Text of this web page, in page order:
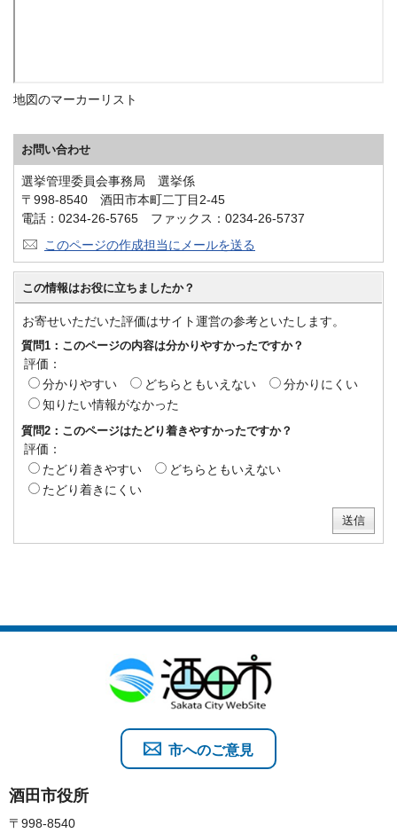
地図のマーカーリスト
お問い合わせ
選挙管理委員会事務局 選挙係
〒998-8540 酒田市本町二丁目2-45
電話：0234-26-5765 ファックス：0234-26-5737
このページの作成担当にメールを送る
この情報はお役に立ちましたか？
お寄せいただいた評価はサイト運営の参考といたします。
質問1：このページの内容は分かりやすかったですか？
評価：
分かりやすい
どちらともいえない
分かりにくい
知りたい情報がなかった
質問2：このページはたどり着きやすかったですか？
評価：
たどり着きやすい
どちらともいえない
たどり着きにくい
酒田市役所
〒998-8540
市へのご意見